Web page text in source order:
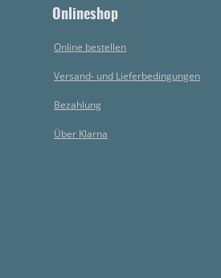
Onlineshop
Online bestellen
Versand- und Lieferbedingungen
Bezahlung
Über Klarna